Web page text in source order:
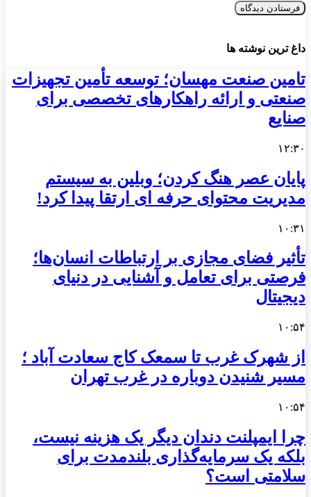
داغ ترین نوشته ها
تامین صنعت مهسان؛ توسعه تأمین تجهیزات
صنعتی و ارائه راهکارهای تخصصی برای
صنایع
۱۲:۳۰
پایان عصر هنگ کردن؛ وبلین به سیستم
مدیریت محتوای حرفه ای ارتقا پیدا کرد!
۱۰:۳۱
تأثیر فضای مجازی بر ارتباطات انسان‌ها؛
فرصتی برای تعامل و آشنایی در دنیای
دیجیتال
۱۰:۵۴
از شهرک غرب تا سمعک کاج سعادت آباد ؛
مسیر شنیدن دوباره در غرب تهران
۱۰:۵۴
چرا ایمپلنت دندان دیگر یک هزینه نیست،
بلکه یک سرمایه‌گذاری بلندمدت برای
سلامتی است؟